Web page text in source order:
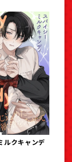
ルクキャンデ